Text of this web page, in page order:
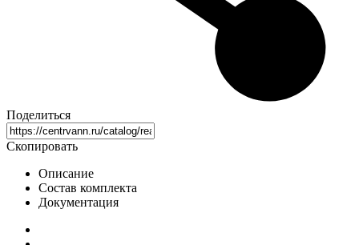
Поделиться
Скопировать
Описание
Состав комплекта
Документация